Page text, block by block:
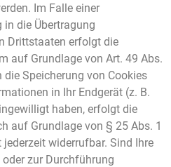
Im Falle einer
die Übertragung
Drittstaaten erfolgt die
auf Grundlage von Art. 49 Abs.
die Speicherung von Cookies
in Ihr Endgerät (z. B.
haben, erfolgt die
auf Grundlage von § 25 Abs. 1
widerrufbar. Sind Ihre
zur Durchführung